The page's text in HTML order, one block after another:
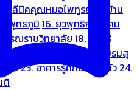
13. คลีนิคคุณหมอไพทูรย์
14. บ้าน
นพุทธภูมิ 16. ยุวพุทธิกสมาคม
กรณราชวิทยาลัย 18. มูลนิธิ
21. ชมรมสุ
ไทย23. อาคารรู้ศึกษารู้สึกตัว 24.
ติ